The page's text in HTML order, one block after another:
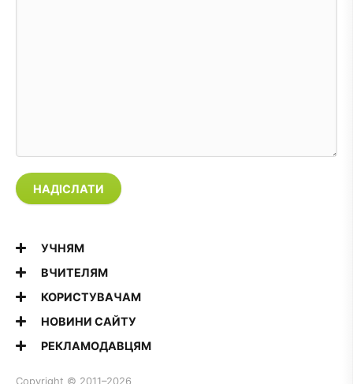
НАДІСЛАТИ
УЧНЯМ
ВЧИТЕЛЯМ
КОРИСТУВАЧАМ
НОВИНИ САЙТУ
РЕКЛАМОДАВЦЯМ
Copyright © 2011–2026